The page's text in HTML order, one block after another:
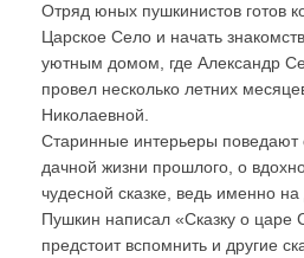
Отряд юных пушкинистов готов
Царское Село и начать
уютным домом, где Александр
провел несколько летних
Николаевной.
Старинные интерьеры
дачной жизни прошлого, о
чудесной сказке, ведь именно
Пушкин написал «Сказку о царе
предстоит вспомнить и другие